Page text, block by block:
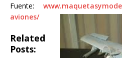
Fuente:
aviones/
Related
Posts: